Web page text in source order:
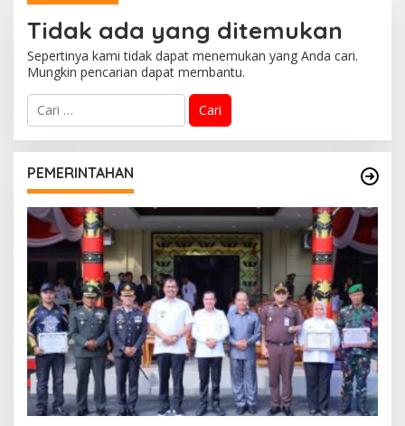
Kolaborasi Dengan
Pemprov Sumsel
Bersama BNPB
Tidak ada yang ditemukan
Sepertinya kami tidak dapat menemukan yang Anda cari.
Mungkin pencarian dapat membantu.
C
i
u
n
u
k
:
PEMERINTAHAN